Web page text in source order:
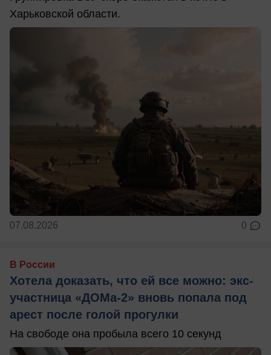
Харьковской области.
07.08.2026 0
В России
Хотела доказать, что ей все можно: экс-
участница «ДОМа-2» вновь попала под
арест после голой прогулки
На свободе она пробыла всего 10 секунд